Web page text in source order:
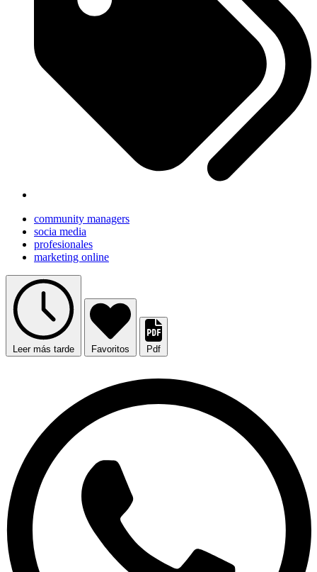
community managers
socia media
profesionales
marketing online
Leer más tarde Favoritos Pdf